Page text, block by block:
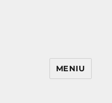
MENIU